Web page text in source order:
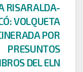
RISARALDA-
VOLQUETA
POR
PRESUNTOS
DEL ELN